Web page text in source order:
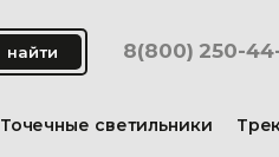
найти 8(800) 250-
Точечные светильники